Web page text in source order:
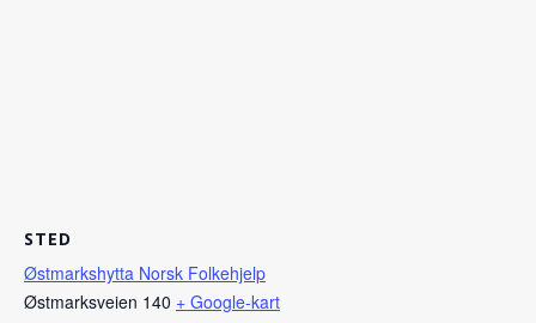
STED
Østmarkshytta Norsk Folkehjelp
Østmarksveien 140 + Google-kart